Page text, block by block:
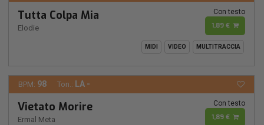
Tutta Colpa Mia
Elodie
Con testo
1,89 €
MIDI VIDEO MULTITRACCIA
BPM: 98 Ton.: LA -
Vietato Morire
Ermal Meta
Con testo
1,89 €